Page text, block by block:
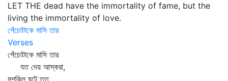
LET THE dead have the immortality of fame, but the
living the immortality of love.
পেঁচোটাকে মাসি তার
Verses
পেঁচোটাকে মাসি তার
যত দেয় আস্করা,
মুশকিল ঘটে তত